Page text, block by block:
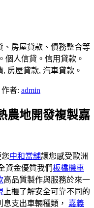
房屋貸款、債務整合等
個人信貸。信用貸款。
房屋貸款, 汽車貸款。
作者: admin
農地開發複製嘉
您中和當舖讓您感受歐洲
資金優質我們板橋機車
高品質製作與服務於來一
上櫃了解安全可靠不同的
支出車輛種類， 嘉義